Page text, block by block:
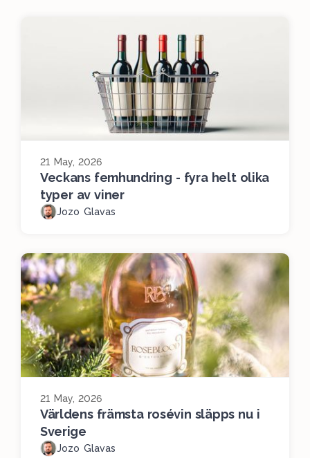
21 May, 2026
Veckans femhundring - fyra helt olika
typer av viner
Jozo Glavas
21 May, 2026
Världens främsta rosévin släpps nu i
Sverige
Jozo Glavas